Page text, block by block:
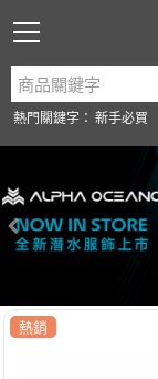
熱門關鍵字： 新手必買
熱銷